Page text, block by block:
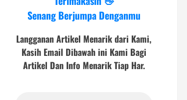
Senang Berjumpa Denganmu
Langganan Artikel Menarik dari Kami,
Kasih Email Dibawah ini Kami Bagi
Artikel Dan Info Menarik Tiap Har.